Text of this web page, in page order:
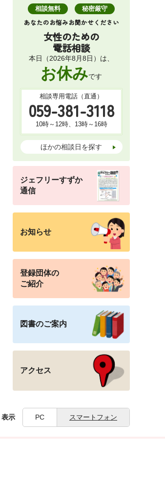
女性のための
電話相談
相談無料 秘密厳守
あなたのお悩みお聞かせください
本日（2026年8月8日）は、
お休みです
相談専用電話（直通）
059-381-3118
10時～12時、13時～16時
ほかの相談日を探す
ジェフリーすずか
通信
お知らせ
登録団体の
ご紹介
図書のご案内
アクセス
表示 PC スマートフォン